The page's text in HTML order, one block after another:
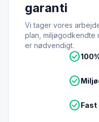
garanti
Vi tager vores
plan, miljøgodkendte
er nødvendigt.
check_circle
check_circle
check_circleFast